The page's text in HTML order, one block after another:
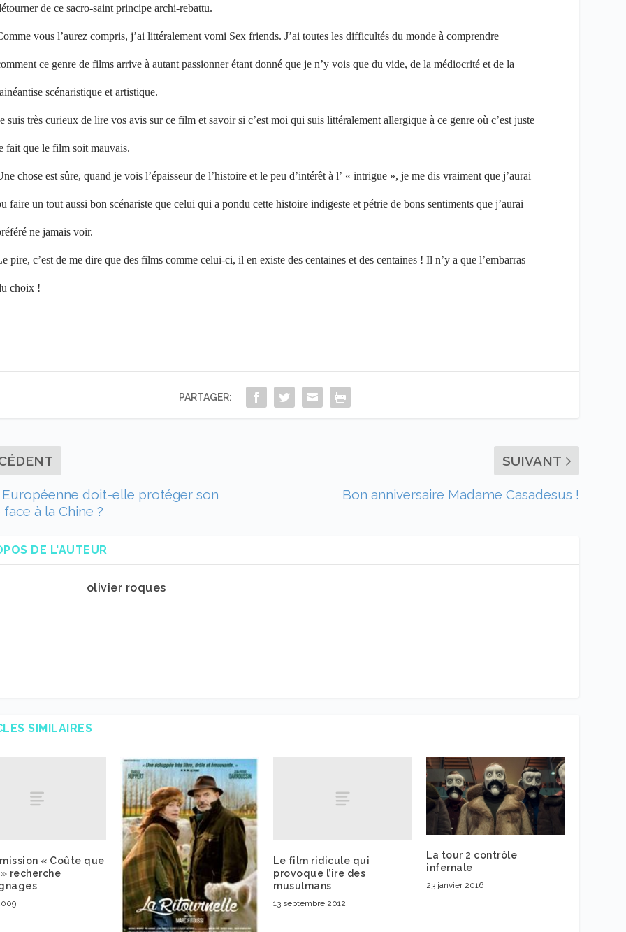
de ce sacro-saint principe archi-rebattu.
vous l’aurez compris, j’ai littéralement vomi Sex friends. J’ai toutes les difficultés du monde à comprendre
ce genre de films arrive à autant passionner étant donné que je n’y vois que du vide, de la médiocrité et de la
scénaristique et artistique.
suis très curieux de lire vos avis sur ce film et savoir si c’est moi qui suis littéralement allergique à ce genre où c’est juste
fait que le film soit mauvais.
chose est sûre, quand je vois l’épaisseur de l’histoire et le peu d’intérêt à l’ « intrigue », je me dis vraiment que j’aurai
faire un tout aussi bon scénariste que celui qui a pondu cette histoire indigeste et pétrie de bons sentiments que j’aurai
ne jamais voir.
pire, c’est de me dire que des films comme celui-ci, il en existe des centaines et des centaines ! Il n’y a que l’embarras
choix !
PARTAGER:
Européenne doit-elle protéger son
à la Chine ?
SUIVANT
Bon anniversaire Madame Casadesus !
DE L'AUTEUR
olivier roques
SIMILAIRES
« Coûte que
recherche
Le film ridicule qui
provoque l’ire des
musulmans
13 septembre 2012
La tour 2 contrôle
infernale
23 janvier 2016